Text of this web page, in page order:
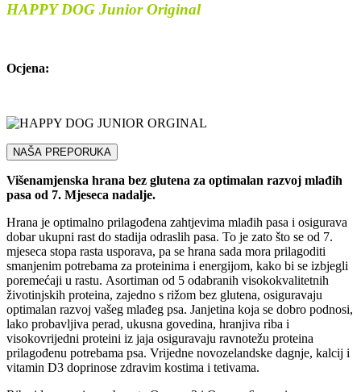
HAPPY DOG Junior Original
Ocjena:
NAŠA PREPORUKA
Višenamjenska hrana bez glutena za optimalan razvoj mlađih
pasa od 7. Mjeseca nadalje.
Hrana je optimalno prilagođena zahtjevima mlađih pasa i osigurava
dobar ukupni rast do stadija odraslih pasa. To je zato što se od 7.
mjeseca stopa rasta usporava, pa se hrana sada mora prilagoditi
smanjenim potrebama za proteinima i energijom, kako bi se izbjegli
poremećaji u rastu. Asortiman od 5 odabranih visokokvalitetnih
životinjskih proteina, zajedno s rižom bez glutena, osiguravaju
optimalan razvoj vašeg mlađeg psa. Janjetina koja se dobro podnosi,
lako probavljiva perad, ukusna govedina, hranjiva riba i
visokovrijedni proteini iz jaja osiguravaju ravnotežu proteina
prilagođenu potrebama psa. Vrijedne novozelandske dagnje, kalcij i
vitamin D3 doprinose zdravim kostima i tetivama.